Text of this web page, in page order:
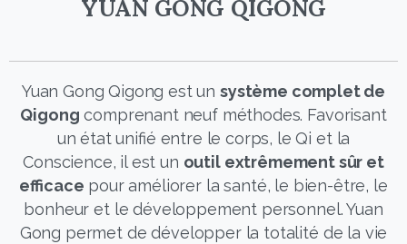
YUAN GONG QIGONG
Yuan Gong Qigong est unsystème complet de
Qigong comprenant neuf méthodes. Favorisant
un état unifié entre le corps, le Qi et la
Conscience, il est un outil extrêmement sûr et
efficace pour améliorer la santé, le bien-être, le
bonheur et le développement personnel. Yuan
Gong permet de développer la totalité de la vie